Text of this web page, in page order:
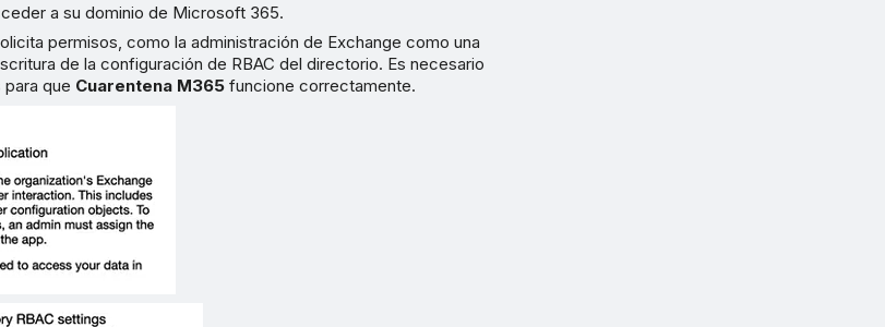
a su dominio de Microsoft 365.
permisos, como la administración de Exchange como una
de la configuración de RBAC del directorio. Es necesario
que Cuarentena M365 funcione correctamente.